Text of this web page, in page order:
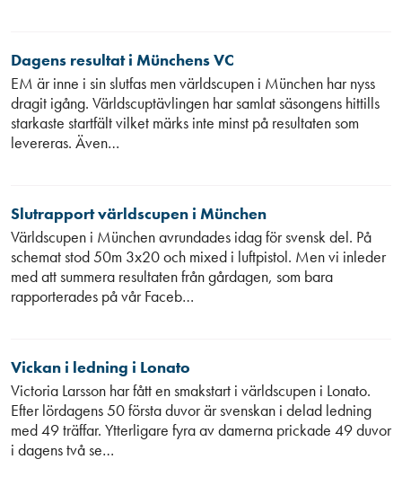
Dagens resultat i Münchens VC
EM är inne i sin slutfas men världscupen i München har nyss
dragit igång. Världscuptävlingen har samlat säsongens hittills
starkaste startfält vilket märks inte minst på resultaten som
levereras. Även…
Slutrapport världscupen i München
Världscupen i München avrundades idag för svensk del. På
schemat stod 50m 3x20 och mixed i luftpistol. Men vi inleder
med att summera resultaten från gårdagen, som bara
rapporterades på vår Faceb…
Vickan i ledning i Lonato
Victoria Larsson har fått en smakstart i världscupen i Lonato.
Efter lördagens 50 första duvor är svenskan i delad ledning
med 49 träffar. Ytterligare fyra av damerna prickade 49 duvor
i dagens två se…